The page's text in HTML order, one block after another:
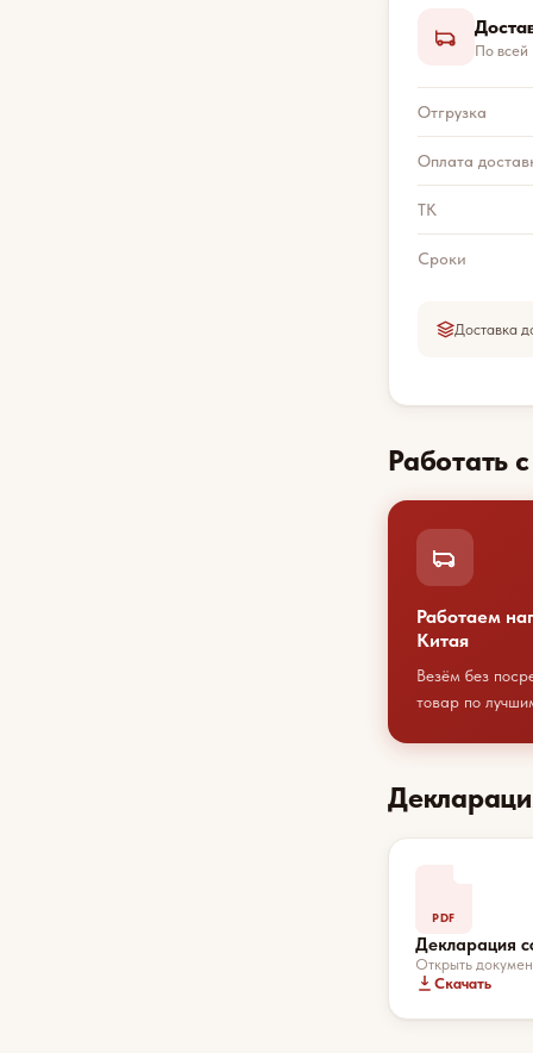
По всей
Отгрузка
Оплата
ТК
Сроки
Доставка
Работать
Работаем
Китая
Везём без
товар по
PDF
Декларация
Открыть
Скачать